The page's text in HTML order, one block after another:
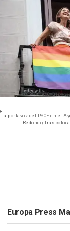
La portavoz del PSOE en el
Redondo, tras
Europa Press